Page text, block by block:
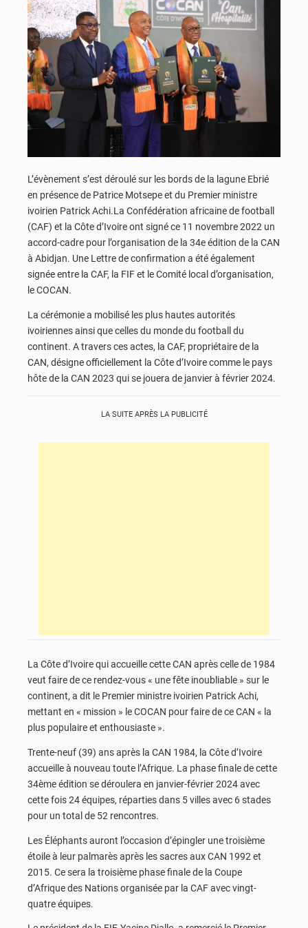
L’évènement s’est déroulé sur les bords de la lagune Ebrié
en présence de Patrice Motsepe et du Premier ministre
ivoirien Patrick Achi.La Confédération africaine de football
(CAF) et la Côte d’Ivoire ont signé ce 11 novembre 2022 un
accord-cadre pour l’organisation de la 34e édition de la CAN
à Abidjan. Une Lettre de confirmation a été également
signée entre la CAF, la FIF et le Comité local d’organisation,
le COCAN.
La cérémonie a mobilisé les plus hautes autorités
ivoiriennes ainsi que celles du monde du football du
continent. A travers ces actes, la CAF, propriétaire de la
CAN, désigne officiellement la Côte d’Ivoire comme le pays
hôte de la CAN 2023 qui se jouera de janvier à février 2024.
LA SUITE APRÈS LA PUBLICITÉ
La Côte d’Ivoire qui accueille cette CAN après celle de 1984
veut faire de ce rendez-vous « une fête inoubliable » sur le
continent, a dit le Premier ministre ivoirien Patrick Achi,
mettant en « mission » le COCAN pour faire de ce CAN « la
plus populaire et enthousiaste ».
Trente-neuf (39) ans après la CAN 1984, la Côte d’Ivoire
accueille à nouveau toute l’Afrique. La phase finale de cette
34ème édition se déroulera en janvier-février 2024 avec
cette fois 24 équipes, réparties dans 5 villes avec 6 stades
pour un total de 52 rencontres.
Les Éléphants auront l’occasion d’épingler une troisième
étoile à leur palmarès après les sacres aux CAN 1992 et
2015. Ce sera la troisième phase finale de la Coupe
d’Afrique des Nations organisée par la CAF avec vingt-
quatre équipes.